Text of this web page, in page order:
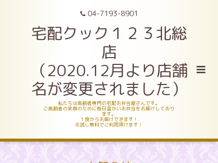
04-7193-8901
宅配クック１２３北総
店
（2020.12月より店舗
名が変更されました）
私たちは高齢者専門の宅配お弁当屋さんです。
ご高齢者の笑顔のために毎日温かいお弁当をお届けしており
ます。
１食からお届けできます！
お試し無料でご利用頂けます！